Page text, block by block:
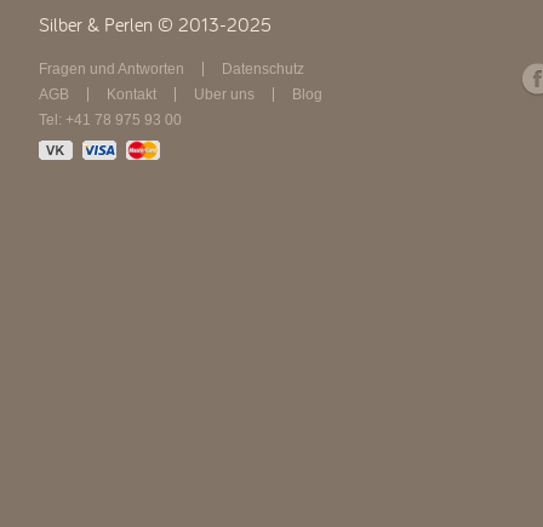
Silber & Perlen © 2013-2025
Fragen und Antworten
Datenschutz
AGB
Kontakt Über uns
Blog
Tel: +41 78 975 93 00